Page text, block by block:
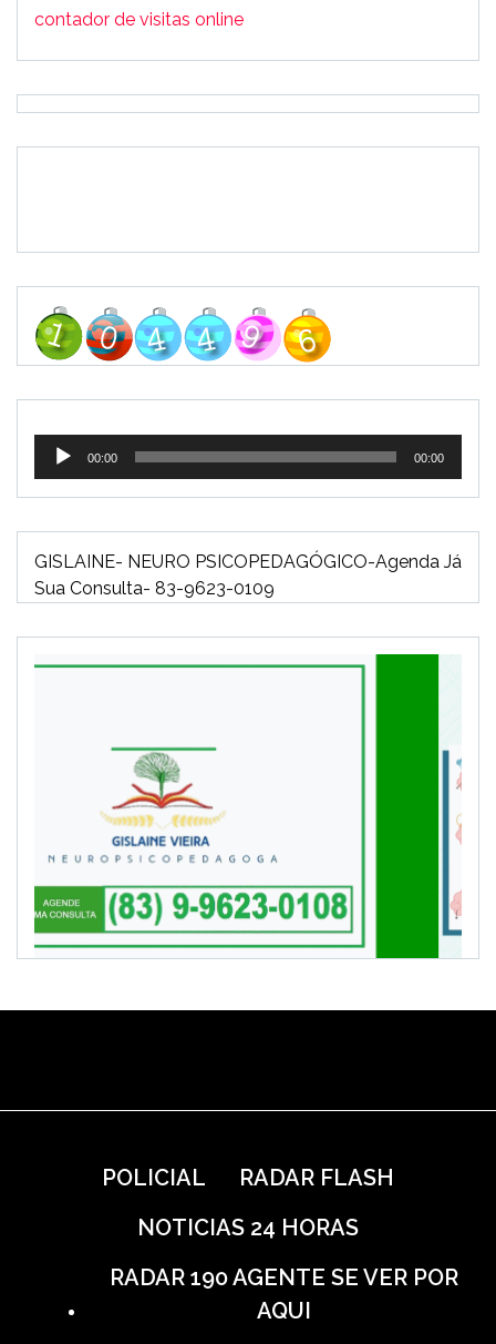
contador de visitas online
Tocador
áudio
00:00 00:00
GISLAINE- NEURO PSICOPEDAGÓGICO-Agenda Já
Sua Consulta- 83-9623-0109
POLICIAL
RADAR FLASH
NOTICIAS 24 HORAS
RADAR 190 AGENTE SE VER POR
AQUI